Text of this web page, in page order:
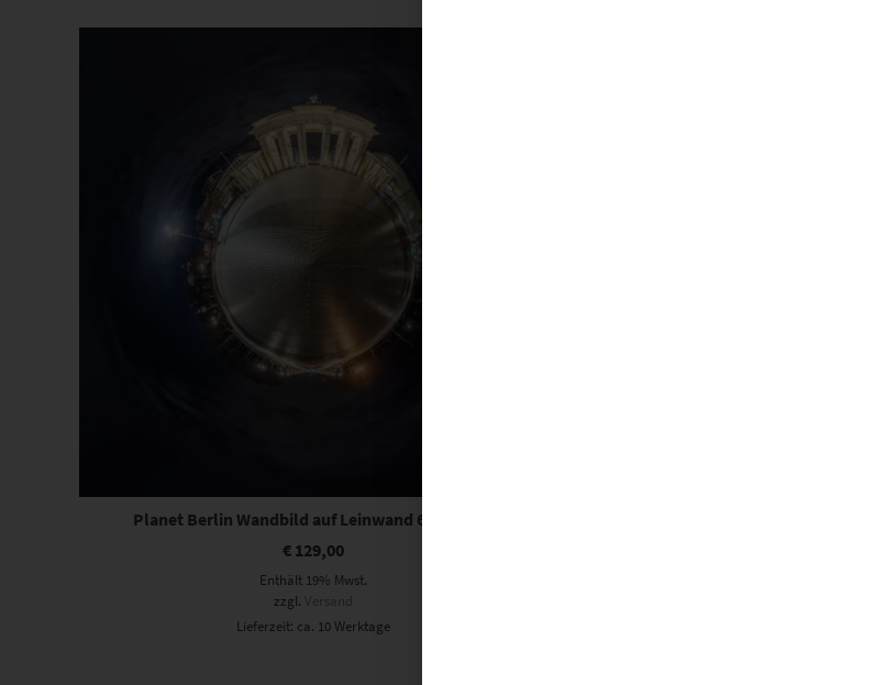
Planet Berlin Wandbild auf Leinwand 60 x 60 cm
€ 129,00
Enthält 19% Mwst.
zzgl.Versand
Lieferzeit: ca. 10 Werktage